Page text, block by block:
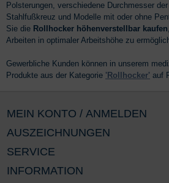
Polsterungen, verschiedene Durchmesser
Stahlfußkreuz und Modelle mit oder ohne
Sie die Rollhocker höhenverstellbar kaufen
Arbeiten in optimaler Arbeitshöhe zu
Gewerbliche Kunden können in unserem
Produkte aus der Kategorie 'Rollhocker' auf
AUSZEICHNUNGEN
SERVICE
INFORMATION
MEIN KONTO / ANMELDEN